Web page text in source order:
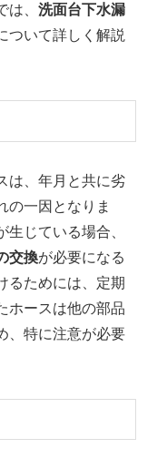
、 洗面台下水漏
ついて詳しく解説
は、年月と共に劣
の一因となりま
じている場合、
交換が必要になる
るためには、定期
ホースは他の部品
、特に注意が必要